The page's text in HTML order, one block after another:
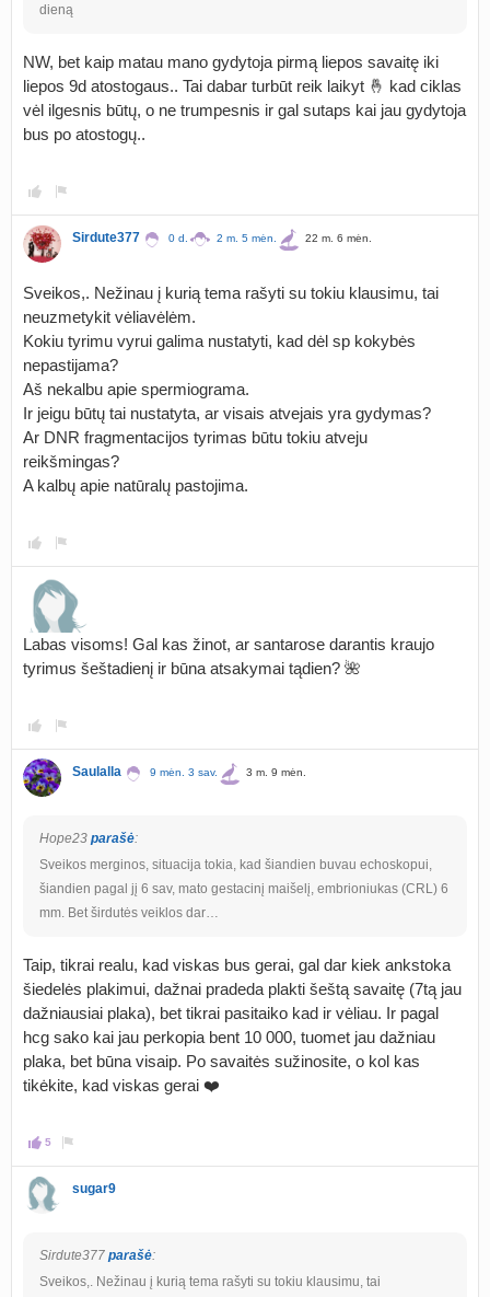
dieną
NW, bet kaip matau mano gydytoja pirmą liepos savaitę iki
liepos 9d atostogaus.. Tai dabar turbūt reik laikyt 🤞 kad ciklas
vėl ilgesnis būtų, o ne trumpesnis ir gal sutaps kai jau gydytoja
bus po atostogų..
Sirdute377 0 d. 2 m. 5 mėn. 22 m. 6 mėn.
Sveikos,. Nežinau į kurią tema rašyti su tokiu klausimu, tai
neuzmetykit vėliavėlėm.
Kokiu tyrimu vyrui galima nustatyti, kad dėl sp kokybės
nepastijama?
Aš nekalbu apie spermiograma.
Ir jeigu būtų tai nustatyta, ar visais atvejais yra gydymas?
Ar DNR fragmentacijos tyrimas būtu tokiu atveju
reikšmingas?
A kalbų apie natūralų pastojima.
Labas visoms! Gal kas žinot, ar santarose darantis kraujo
tyrimus šeštadienį ir būna atsakymai tądien? 🌺
Saulalla 9 mėn. 3 sav. 3 m. 9 mėn.
Hope23 parašė:
Sveikos merginos, situacija tokia, kad šiandien buvau echoskopui,
šiandien pagal jį 6 sav, mato gestacinį maišelį, embrioniukas (CRL) 6
mm. Bet širdutės veiklos dar…
Taip, tikrai realu, kad viskas bus gerai, gal dar kiek ankstoka
šiedelės plakimui, dažnai pradeda plakti šeštą savaitę (7tą jau
dažniausiai plaka), bet tikrai pasitaiko kad ir vėliau. Ir pagal
hcg sako kai jau perkopia bent 10 000, tuomet jau dažniau
plaka, bet būna visaip. Po savaitės sužinosite, o kol kas
tikėkite, kad viskas gerai ❤️
5
sugar9
Sirdute377 parašė:
Sveikos,. Nežinau į kurią tema rašyti su tokiu klausimu, tai